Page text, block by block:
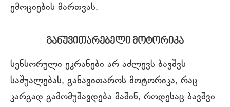
ემოციების მართვას.
განუვითარებელი მოტორიკა
სენსორული ეკრანები არ აძლევს ბავშვს
საშუალებას, განავითაროს მოტორიკა, რაც
კარგად გამომუშავდება მაშინ, როდესაც ბავშვი